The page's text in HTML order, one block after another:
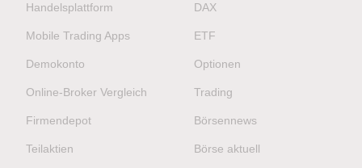
Handelsplattform
Mobile Trading Apps
Demokonto
Online-Broker Vergleich
Firmendepot
Teilaktien
DAX
ETF
Optionen
Trading
Börsennews
Börse aktuell